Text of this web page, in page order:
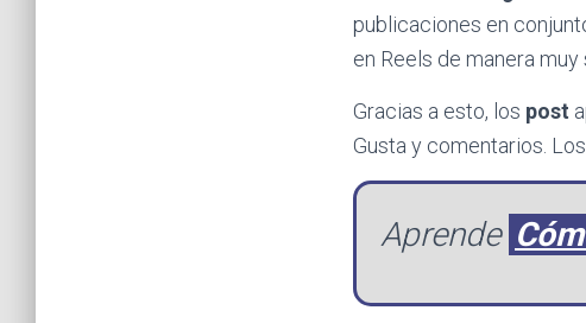
publicaciones en
en Reels de manera muy
Gracias a esto, los post
Gusta y comentarios.
Aprende